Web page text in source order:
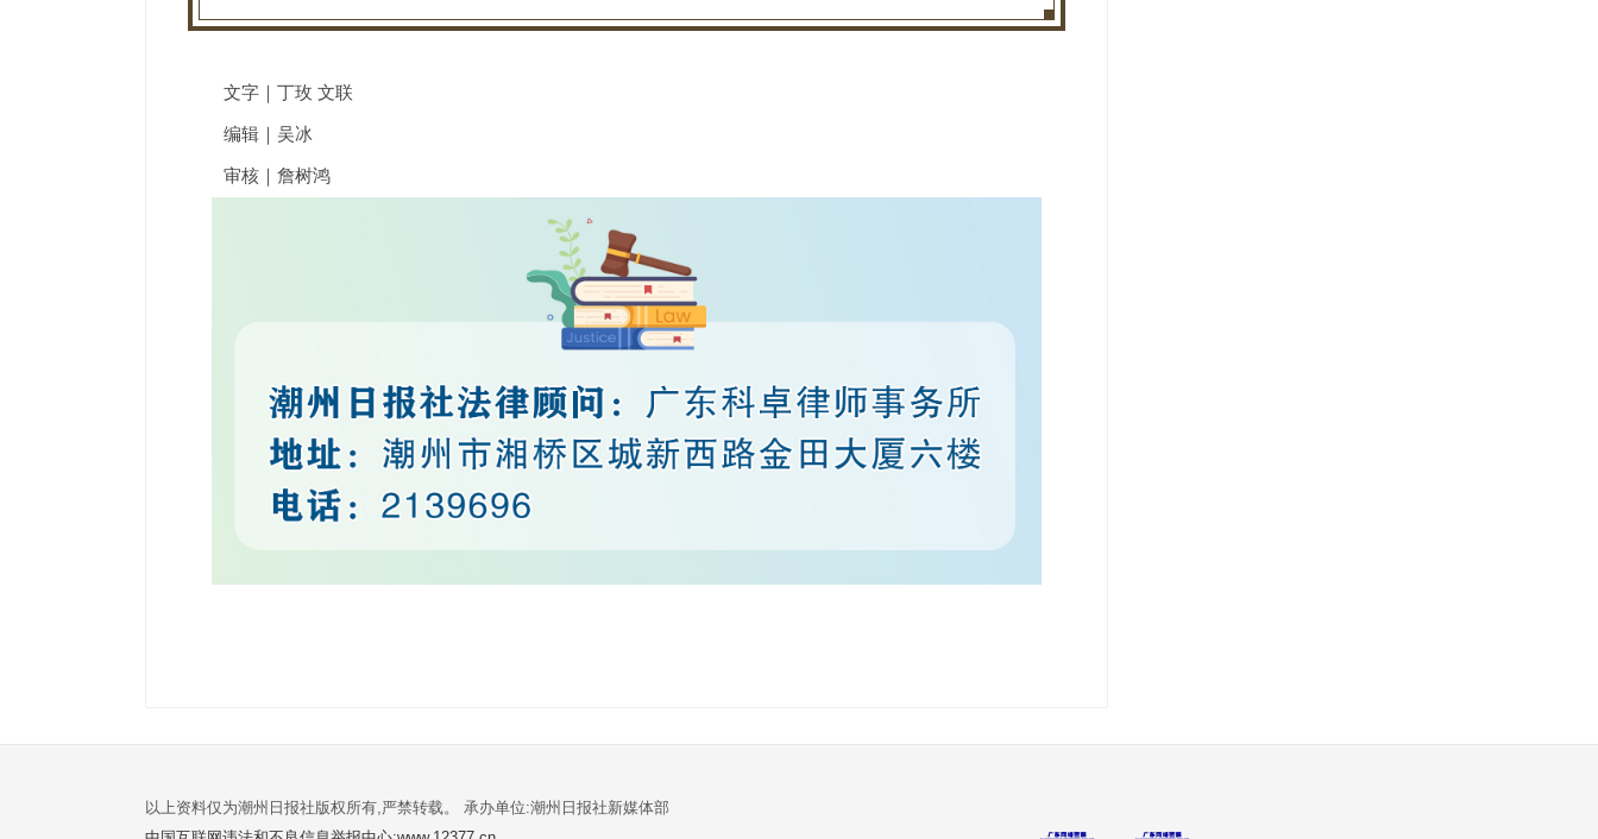
文字｜丁玫 文联
编辑｜吴冰
审核｜詹树鸿
以上资料仅为潮州日报社版权所有,严禁转载。 承办单位:潮州日报社新媒体部